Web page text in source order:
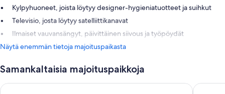
Kylpyhuoneet, joista löytyy designer-hygieniatuotteet ja suihkut
Televisio, josta löytyy satelliittikanavat
Ilmaiset vauvansängyt, päivittäinen siivous ja työpöydät
Näytä enemmän tietoja majoituspaikasta
Samankaltaisia majoituspaikkoja
Hotel Merihovi Park